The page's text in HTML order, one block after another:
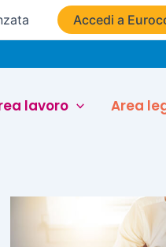
Accedi a
lavoro Area